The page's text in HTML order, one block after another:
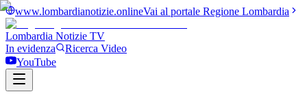
www.lombardianotizie.onlineVai al portale Regione Lombardia
Lombardia Notizie TV
In evidenza
Ricerca Video
YouTube